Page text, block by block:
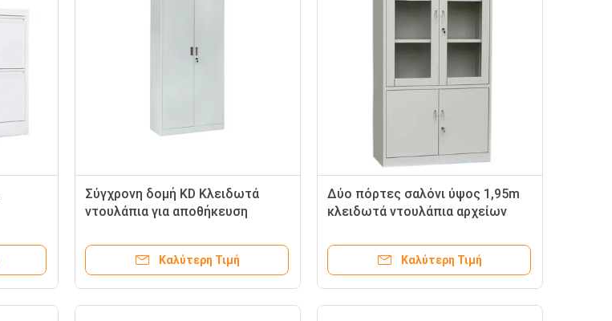
Σύγχρονη δομή KD Κλειδωτά
ντουλάπια για αποθήκευση
Καλύτερη Τιμή
Δύο πόρτες σαλόνι ύψος 1,95m
κλειδωτά ντουλάπια αρχείων
Καλύτερη Τιμή